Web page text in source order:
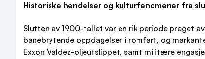
Historiske hendelser og kulturfenomener fra
Slutten av 1900-tallet var en rik periode preget
banebrytende oppdagelser i romfart, og
Exxon Valdez-oljeutslippet, samt militære